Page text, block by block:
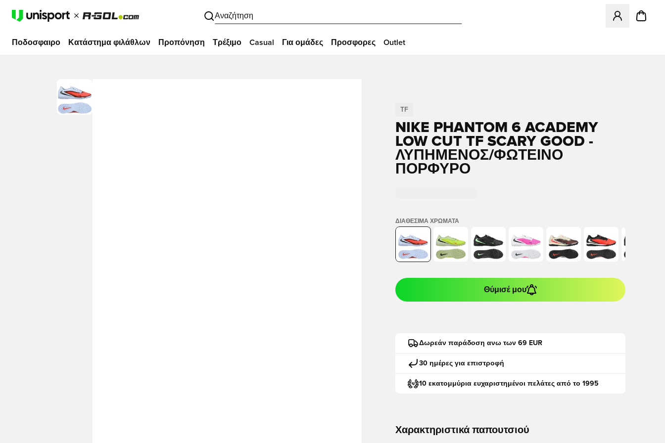
Αναζήτηση
Ανοίγει ένα
Ποδοσφαιρο Κατάστημα φιλάθλων Προπόνηση Τρέξιμο Casual Για ομάδες Προσφορες Outlet
TF
NIKE PHANTOM 6 ACADEMY
LOW CUT TF SCARY GOOD -
ΛΥΠΗΜΈΝΟΣ/ΦΩΤΕΙΝΌ
ΠΟΡΦΥΡΌ
ΔΙΑΘΈΣΙΜΑ ΧΡΏΜΑΤΑ
Θύμισέ μου
Δωρεάν παράδοση ανω των 69 EUR
30 ημέρες για επιστροφή
10 εκατομμύρια ευχαριστημένοι πελάτες από το 1995
Χαρακτηριστικά παπουτσιού